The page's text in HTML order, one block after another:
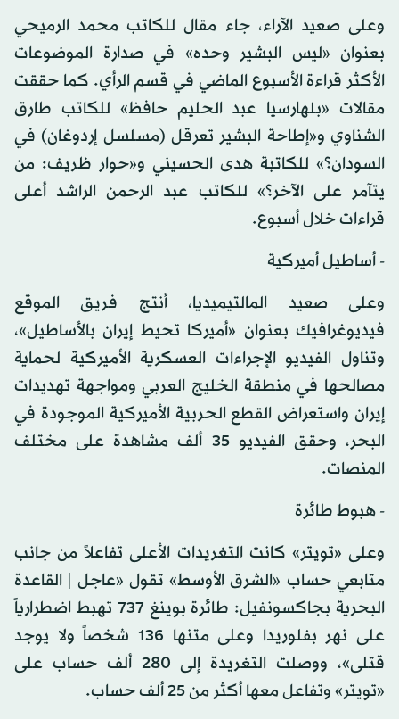
وعلى صعيد الآراء، جاء مقال للكاتب محمد الرميحي
بعنوان «ليس البشير وحده» في صدارة الموضوعات
الأكثر قراءة الأسبوع الماضي في قسم الرأي. كما حققت
مقالات «بلهارسيا عبد الحليم حافظ» للكاتب طارق
الشناوي و«إطاحة البشير تعرقل (مسلسل إردوغان) في
السودان؟» للكاتبة هدى الحسيني و«حوار ظريف: من
يتآمر على الآخر؟» للكاتب عبد الرحمن الراشد أعلى
قراءات خلال أسبوع.
- أساطيل أميركية
وعلى صعيد المالتيميديا، أنتج فريق الموقع
فيديوغرافيك بعنوان «أميركا تحيط إيران بالأساطيل»،
وتناول الفيديو الإجراءات العسكرية الأميركية لحماية
مصالحها في منطقة الخليج العربي ومواجهة تهديدات
إيران واستعراض القطع الحربية الأميركية الموجودة في
البحر، وحقق الفيديو 35 ألف مشاهدة على مختلف
المنصات.
- هبوط طائرة
وعلى «تويتر» كانت التغريدات الأعلى تفاعلاً من جانب
متابعي حساب «الشرق الأوسط» تقول «عاجل | القاعدة
البحرية بجاكسونفيل: طائرة بوينغ 737 تهبط اضطرارياً
على نهر بفلوريدا وعلى متنها 136 شخصاً ولا يوجد
قتلى»، ووصلت التغريدة إلى 280 ألف حساب على
«تويتر» وتفاعل معها أكثر من 25 ألف حساب.